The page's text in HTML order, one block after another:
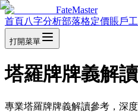
FateMaster
首頁八字分析部落格定價賬戶
打開菜單
塔羅牌牌義解
專業塔羅牌牌義解讀參考，深